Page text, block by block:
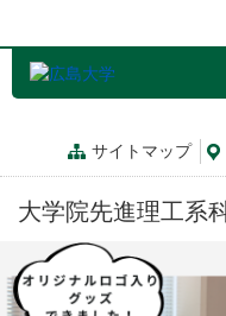
サイトマップ
大学院先進理工系